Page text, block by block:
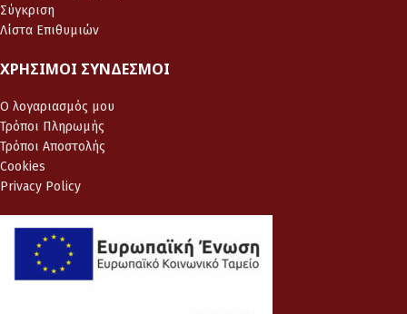
Σύγκριση
Λίστα Επιθυμιών
ΧΡΉΣΙΜΟΙ ΣΎΝΔΕΣΜΟΙ
Ο λογαριασμός μου
Τρόποι Πληρωμής
Τρόποι Αποστολής
Cookies
Privacy Policy